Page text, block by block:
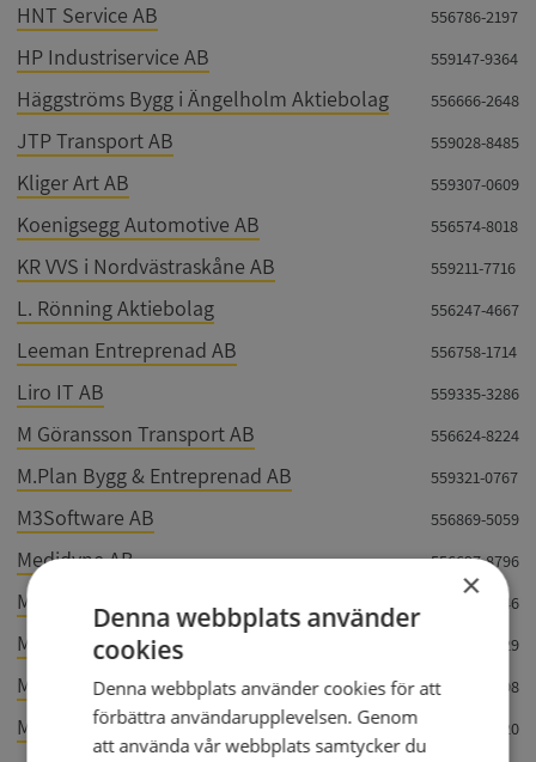
HNT Service AB 556786-2197
HP Industriservice AB 559147-9364
Häggströms Bygg i Ängelholm Aktiebolag 556666-2648
JTP Transport AB 559028-8485
Kliger Art AB 559307-0609
Koenigsegg Automotive AB 556574-8018
KR VVS i Nordvästraskåne AB 559211-7716
L. Rönning Aktiebolag 556247-4667
Leeman Entreprenad AB 556758-1714
Liro IT AB 559335-3286
M Göransson Transport AB 556624-8224
M.Plan Bygg & Entreprenad AB 559321-0767
M3Software AB 556869-5059
Medidyne AB 556697-8796
MetroBowl AB 556598-6246
Min Tandläkare Ängelholm AB 556902-0729
Monard AB 556662-0398
M-torp Knutsson AB 559407-3420
×
Denna webbplats använder
cookies
Denna webbplats använder cookies för att
förbättra användarupplevelsen. Genom
att använda vår webbplats samtycker du